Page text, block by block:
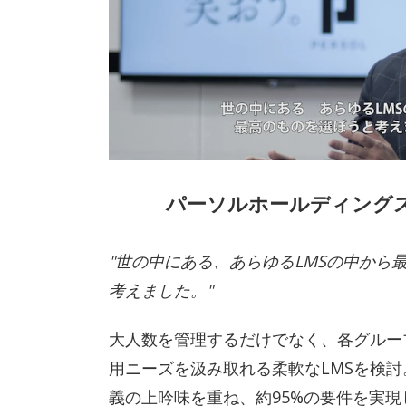
パーソルホールディング
"世の中にある、あらゆるLMSの中から
考えました。"
大人数を管理するだけでなく、各グル
用ニーズを汲み取れる柔軟なLMSを検
義の上吟味を重ね、約95%の要件を実